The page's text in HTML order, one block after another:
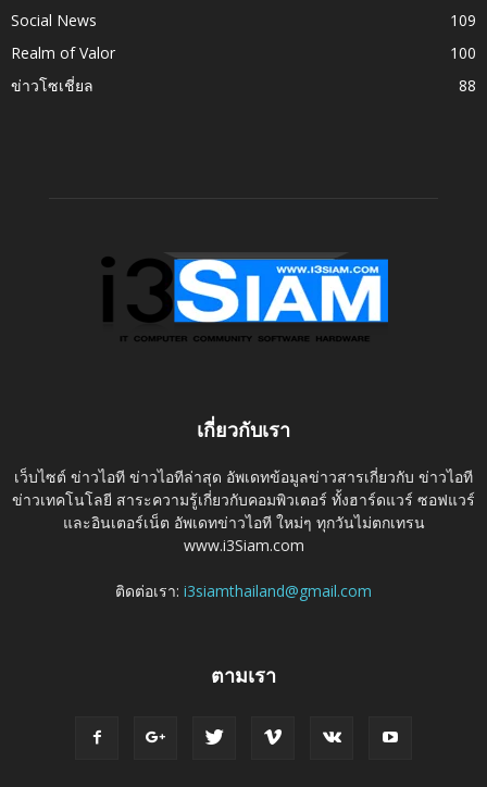
Social News
109
Realm of Valor
100
ข่าวโซเชี่ยล
88
เกี่ยวกับเรา
เว็บไซต์ ข่าวไอที ข่าวไอทีล่าสุด อัพเดทข้อมูลข่าวสารเกี่ยวกับ ข่าวไอที
ข่าวเทคโนโลยี สาระความรู้เกี่ยวกับคอมพิวเตอร์ ทั้งฮาร์ดแวร์ ซอฟแวร์
และอินเตอร์เน็ต อัพเดทข่าวไอที ใหม่ๆ ทุกวันไม่ตกเทรน
www.i3Siam.com
ติดต่อเรา: i3siamthailand@gmail.com
ตามเรา